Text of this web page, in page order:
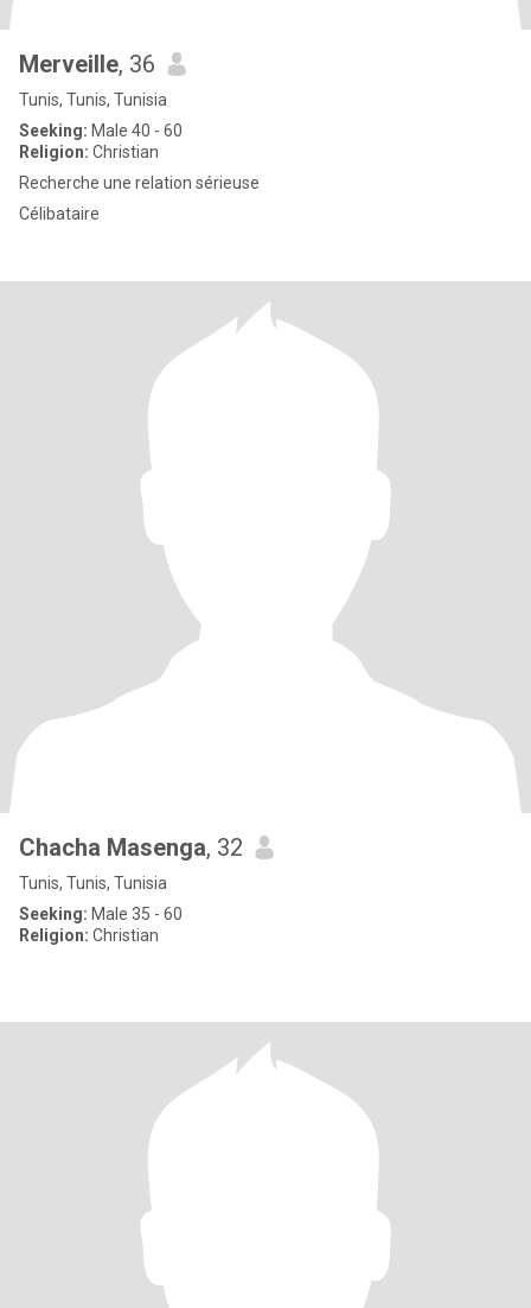
Merveille, 36
Tunis, Tunis, Tunisia
Seeking: Male 40 - 60
Religion: Christian
Recherche une relation sérieuse
Célibataire
Chacha Masenga, 32
Tunis, Tunis, Tunisia
Seeking: Male 35 - 60
Religion: Christian